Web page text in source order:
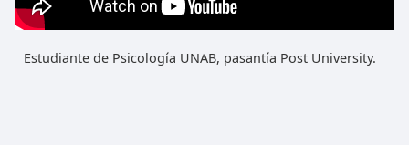
Estudiante de Psicología UNAB, pasantía Post University.